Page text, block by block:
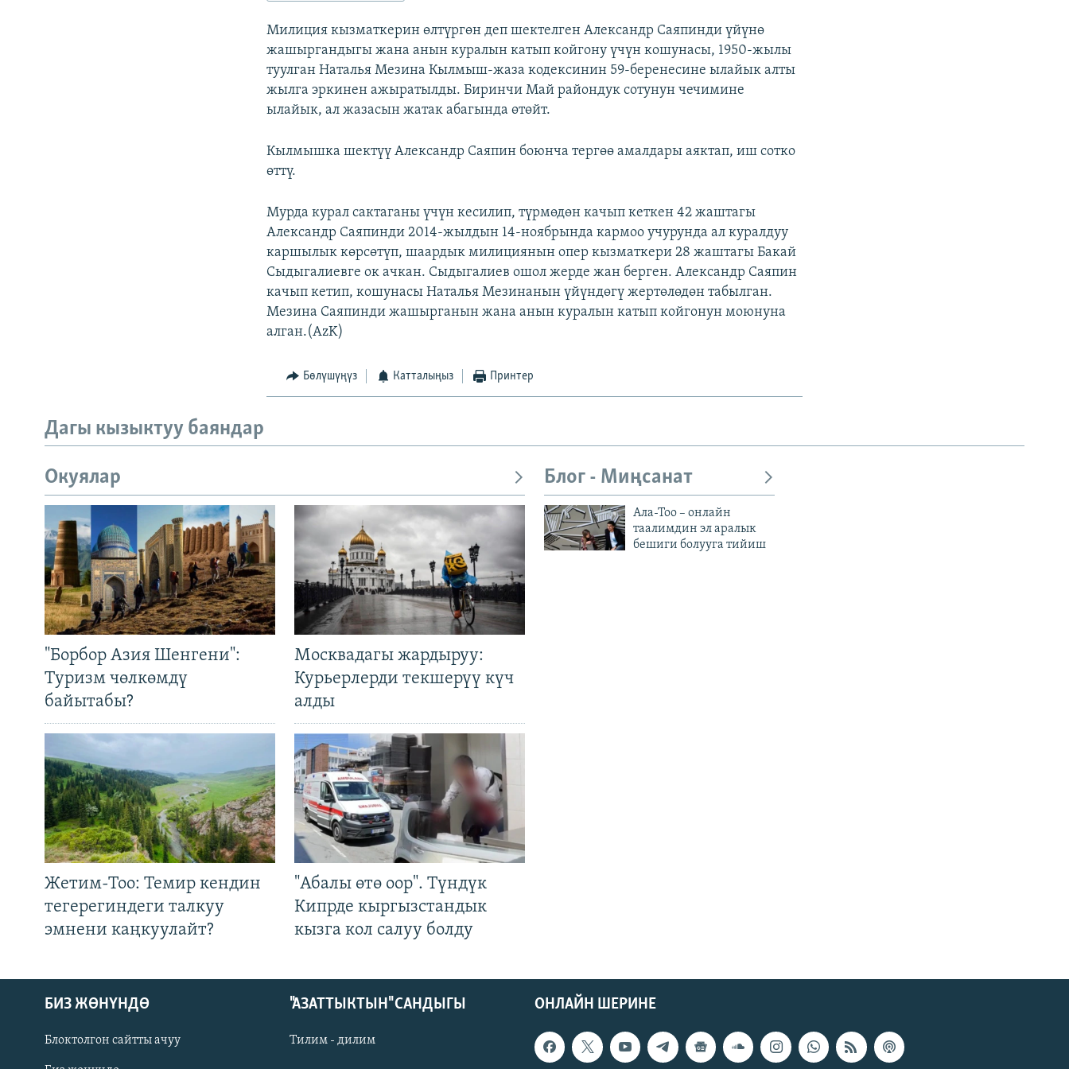
Милиция кызматкерин өлтүргөн деп шектелген Александр Саяпинди үйүнө
жашыргандыгы жана анын куралын катып койгону үчүн кошунасы, 1950-жылы
туулган Наталья Мезина Кылмыш-жаза кодексинин 59-беренесине ылайык алты
жылга эркинен ажыратылды. Биринчи Май райондук сотунун чечимине
ылайык, ал жазасын жатак абагында өтөйт.
Кылмышка шектүү Александр Саяпин боюнча тергөө амалдары аяктап, иш сотко
өттү.
Мурда курал сактаганы үчүн кесилип, түрмөдөн качып кеткен 42 жаштагы
Александр Саяпинди 2014-жылдын 14-ноябрында кармоо учурунда ал куралдуу
каршылык көрсөтүп, шаардык милициянын опер кызматкери 28 жаштагы Бакай
Сыдыгалиевге ок ачкан. Сыдыгалиев ошол жерде жан берген. Александр Саяпин
качып кетип, кошунасы Наталья Мезинанын үйүндөгү жертөлөдөн табылган.
Мезина Саяпинди жашырганын жана анын куралын катып койгонун моюнуна
алган.(AzK)
Бөлүшүңүз Катталыңыз Принтер
Дагы кызыктуу баяндар
Окуялар
"Борбор Азия Шенгени":
Туризм чөлкөмдү
байытабы?
Москвадагы жардыруу:
Курьерлерди текшерүү күч
алды
Жетим-Тоо: Темир кендин
тегерегиндеги талкуу
эмнени каңкуулайт?
"Абалы өтө оор". Түндүк
Кипрде кыргызстандык
кызга кол салуу болду
Блог - Миңсанат
Ала-Тоо – онлайн
таалимдин эл аралык
бешиги болууга тийиш
ОНЛАЙН ШЕРИНЕ
БИЗ ЖӨНҮНДӨ
Блоктолгон сайтты ачуу
"АЗАТТЫКТЫН" САНДЫГЫ
Тилим - дилим